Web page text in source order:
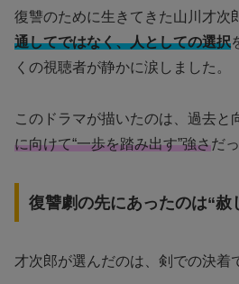
復讐のために生きてきた山川才次
通してではなく、人としての選択
くの視聴者が静かに涙しました。
このドラマが描いたのは、過去と
に向けて“一歩を踏み出す”強さだ
復讐劇の先にあったのは“赦
才次郎が選んだのは、剣での決着